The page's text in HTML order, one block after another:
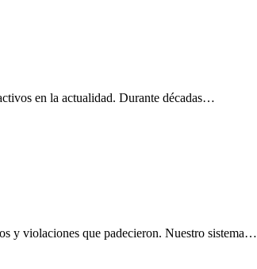
en la actualidad. Durante décadas…
y violaciones que padecieron. Nuestro sistema…